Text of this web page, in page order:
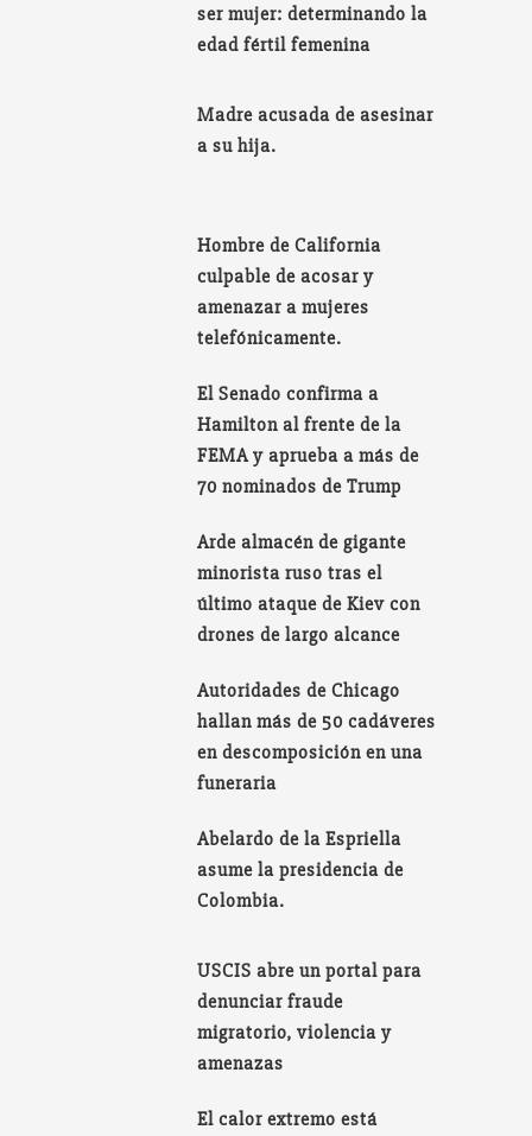
ser mujer: determinando la
edad fértil femenina
Madre acusada de asesinar
a su hija.
Hombre de California
culpable de acosar y
amenazar a mujeres
telefónicamente.
El Senado confirma a
Hamilton al frente de la
FEMA y aprueba a más de
70 nominados de Trump
Arde almacén de gigante
minorista ruso tras el
último ataque de Kiev con
drones de largo alcance
Autoridades de Chicago
hallan más de 50 cadáveres
en descomposición en una
funeraria
Abelardo de la Espriella
asume la presidencia de
Colombia.
USCIS abre un portal para
denunciar fraude
migratorio, violencia y
amenazas
El calor extremo está